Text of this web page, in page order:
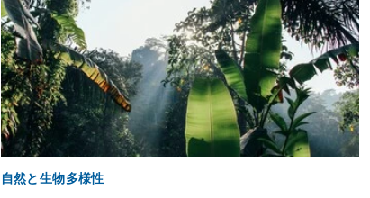
自然と生物多様性